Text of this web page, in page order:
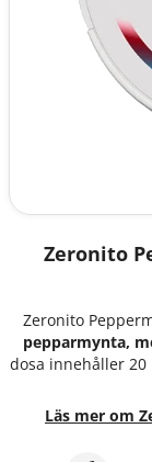
Zeronito
Zeronito
pepparmynta,
dosa innehåller
Läs mer om